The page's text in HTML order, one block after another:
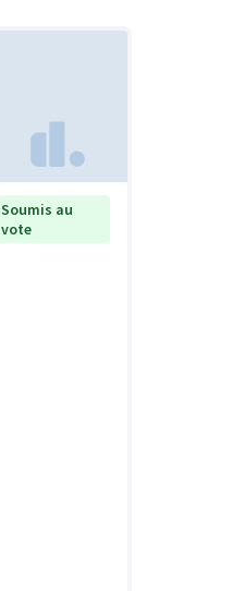
Soumis au
vote